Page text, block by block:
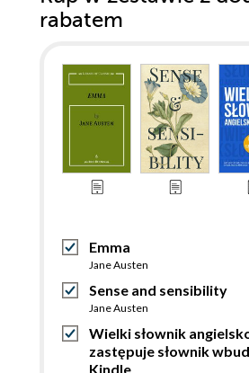
rabatem
Emma
Jane Austen
Sense and sensibility
Jane Austen
Wielki słownik
zastępuje słownik
Kindle